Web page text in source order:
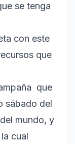
se tenga
con este
que
que
sábado del
mundo, y
cual